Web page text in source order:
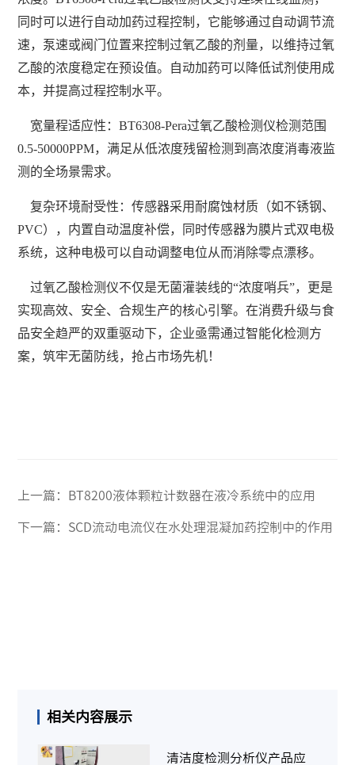
同时可以进行自动加药过程控制，它能够通过自动调节流
速，泵速或阀门位置来控制过氧乙酸的剂量，以维持过氧
乙酸的浓度稳定在预设值。自动加药可以降低试剂使用成
本，并提高过程控制水平。
宽量程适应性：BT6308-Pera过氧乙酸检测仪检测范围
0.5-50000PPM，满足从低浓度残留检测到高浓度消毒液监
测的全场景需求。
复杂环境耐受性：传感器采用耐腐蚀材质（如不锈钢、
PVC），内置自动温度补偿，同时传感器为膜片式双电极
系统，这种电极可以自动调整电位从而消除零点漂移。
过氧乙酸检测仪不仅是无菌灌装线的“浓度哨兵”，更是
实现高效、安全、合规生产的核心引擎。在消费升级与食
品安全趋严的双重驱动下，企业亟需通过智能化检测方
案，筑牢无菌防线，抢占市场先机！
上一篇： BT8200液体颗粒计数器在液冷系统中的应用
下一篇： SCD流动电流仪在水处理混凝加药控制中的作用
相关内容展示
清洁度检测分析仪产品应